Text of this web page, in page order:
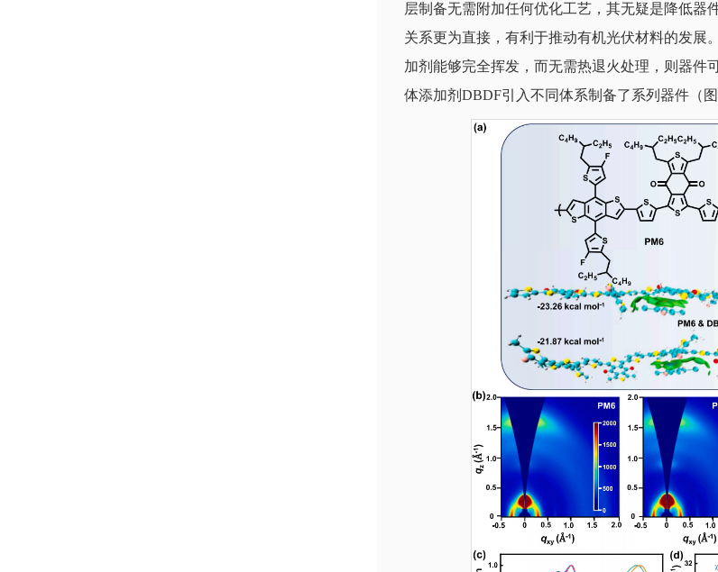
层制备无需附加任何优化工艺，其无疑是降低器
关系更为直接，有利于推动有机光伏材料的发展
加剂能够完全挥发，而无需热退火处理，则器件
体添加剂DBDF引入不同体系制备了系列器件（